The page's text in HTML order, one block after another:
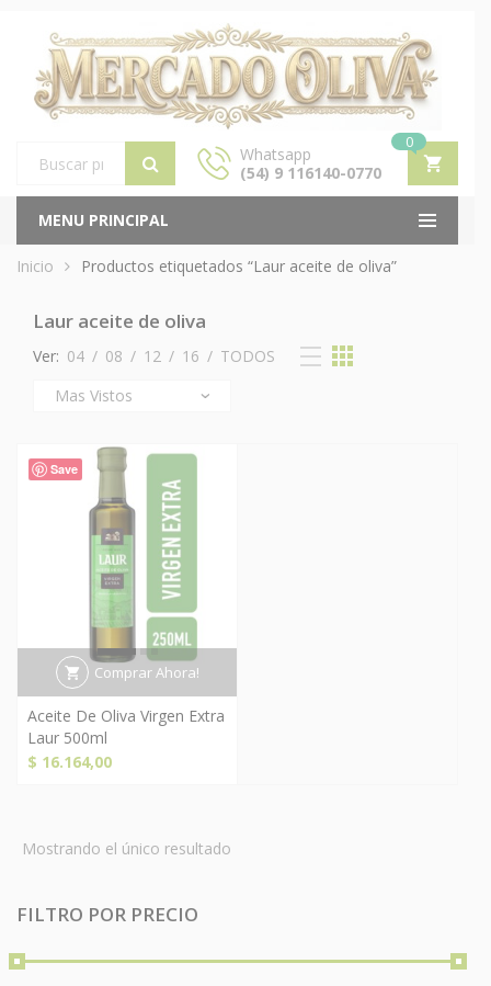
Products
search
Whatsapp
(54) 9 116140-0770
0
MENU PRINCIPAL
Inicio Productos etiquetados “Laur aceite de oliva”
Laur aceite de oliva
Ver: 04 / 08 / 12 / 16 / TODOS
Save
Comprar Ahora!
Aceite De Oliva Virgen Extra
Laur 500ml
$ 16.164,00
Mostrando el único resultado
FILTRO POR PRECIO